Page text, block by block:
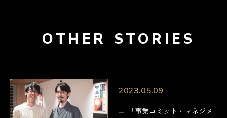
OTHER STORIES
2023.05.09
「事業コミット・マネジメ